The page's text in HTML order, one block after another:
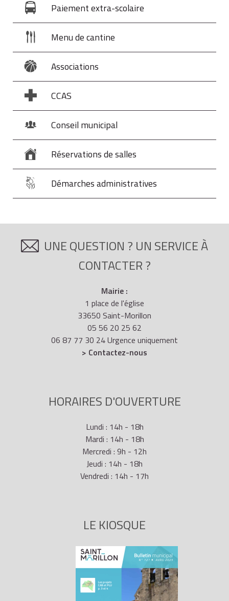
Paiement extra-scolaire
Menu de cantine
Associations
CCAS
Conseil municipal
Réservations de salles
Démarches administratives
UNE QUESTION ? UN SERVICE À
CONTACTER ?
Mairie :
1 place de l'église
33650 Saint-Morillon
05 56 20 25 62
06 87 77 30 24 Urgence uniquement
> Contactez-nous
HORAIRES D'OUVERTURE
Lundi : 14h - 18h
Mardi : 14h - 18h
Mercredi : 9h - 12h
Jeudi : 14h - 18h
Vendredi : 14h - 17h
LE KIOSQUE